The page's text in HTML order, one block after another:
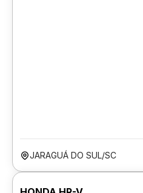
JARAGUÁ DO SUL/SC